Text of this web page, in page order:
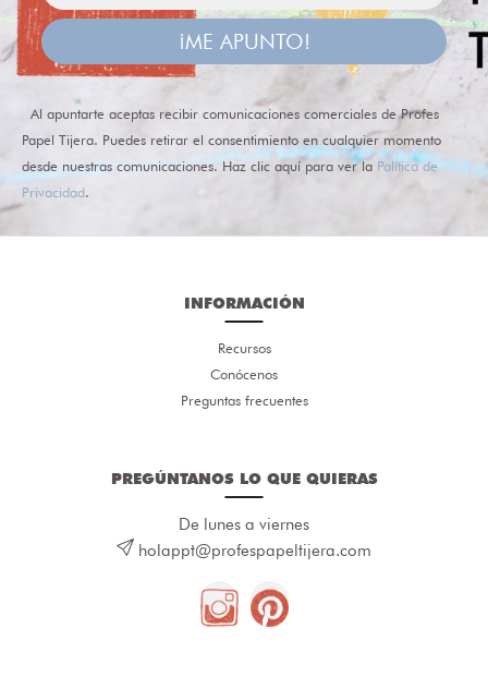
¡ME APUNTO!
Al apuntarte aceptas recibir comunicaciones comerciales de Profes
Papel Tijera. Puedes retirar el consentimiento en cualquier momento
desde nuestras comunicaciones. Haz clic aquí para ver la Política de
Privacidad.
INFORMACIÓN
Recursos
Conócenos
Preguntas frecuentes
PREGÚNTANOS LO QUE QUIERAS
De lunes a viernes
holappt@profespapeltijera.com